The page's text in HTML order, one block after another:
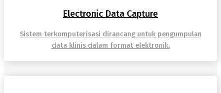
Electronic Data Capture
Sistem terkomputerisasi dirancang untuk pengumpulan
data klinis dalam format elektronik.